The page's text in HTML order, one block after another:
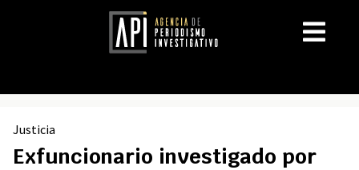
Justicia
Exfuncionario investigado por